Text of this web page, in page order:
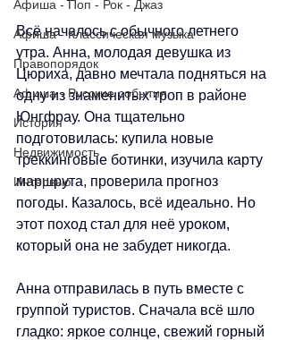
Афиша - Поп - Рок - Джаз
Афиша - Классическая музыка
Правопорядок
Афиша - Русские события
История
Недвижимость
Интервью
Всё началось с обычного летнего
утра. Анна, молодая девушка из
Цюриха, давно мечтала подняться на
одну из знаменитых троп в районе
Юнгфрау. Она тщательно
подготовилась: купила новые
треккинговые ботинки, изучила карту
маршрута, проверила прогноз
погоды. Казалось, всё идеально. Но
этот поход стал для неё уроком,
который она не забудет никогда.
Анна отправилась в путь вместе с
группой туристов. Сначала всё шло
гладко: яркое солнце, свежий горный